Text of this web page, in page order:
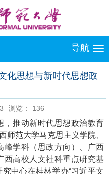
导航
化思想与新时代思想政
浏览： 136
，推动新时代思想政治教育
师范大学马克思主义学院、
峰学科（思政方向）、广西
西高校人文社科重点研究基
中心在桂林举办“习近平文